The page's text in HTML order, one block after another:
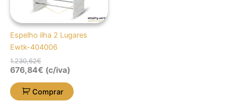
Espelho ilha 2 Lugares
Ewtk-404006
1.230,62€
676,84€ (c/iva)
Comprar